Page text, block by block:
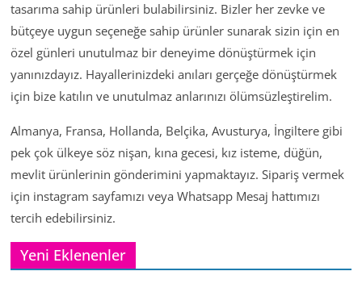
tasarıma sahip ürünleri bulabilirsiniz. Bizler her zevke ve
bütçeye uygun seçeneğe sahip ürünler sunarak sizin için en
özel günleri unutulmaz bir deneyime dönüştürmek için
yanınızdayız. Hayallerinizdeki anıları gerçeğe dönüştürmek
için bize katılın ve unutulmaz anlarınızı ölümsüzleştirelim.
Almanya, Fransa, Hollanda, Belçika, Avusturya, İngiltere gibi
pek çok ülkeye söz nişan, kına gecesi, kız isteme, düğün,
mevlit ürünlerinin gönderimini yapmaktayız. Sipariş vermek
için instagram sayfamızı veya Whatsapp Mesaj hattımızı
tercih edebilirsiniz.
Yeni Eklenenler